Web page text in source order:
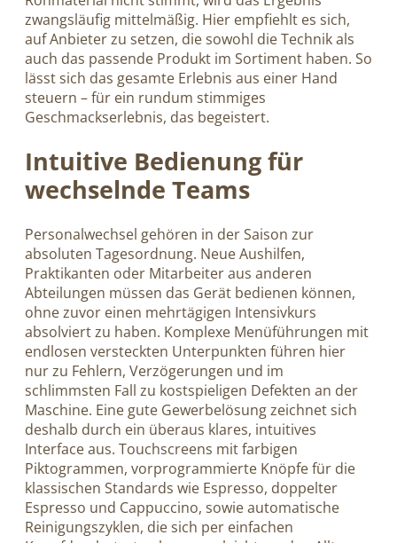
zwangsläufig mittelmäßig. Hier empfiehlt es sich,
auf Anbieter zu setzen, die sowohl die Technik als
auch das passende Produkt im Sortiment haben. So
lässt sich das gesamte Erlebnis aus einer Hand
steuern – für ein rundum stimmiges
Geschmackserlebnis, das begeistert.
Intuitive Bedienung für
wechselnde Teams
Personalwechsel gehören in der Saison zur
absoluten Tagesordnung. Neue Aushilfen,
Praktikanten oder Mitarbeiter aus anderen
Abteilungen müssen das Gerät bedienen können,
ohne zuvor einen mehrtägigen Intensivkurs
absolviert zu haben. Komplexe Menüführungen mit
endlosen versteckten Unterpunkten führen hier
nur zu Fehlern, Verzögerungen und im
schlimmsten Fall zu kostspieligen Defekten an der
Maschine. Eine gute Gewerbelösung zeichnet sich
deshalb durch ein überaus klares, intuitives
Interface aus. Touchscreens mit farbigen
Piktogrammen, vorprogrammierte Knöpfe für die
klassischen Standards wie Espresso, doppelter
Espresso und Cappuccino, sowie automatische
Reinigungszyklen, die sich per einfachen